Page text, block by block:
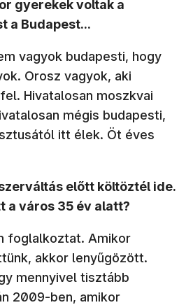
gyerekek voltak a
a Budapest...
vagyok budapesti, hogy
Orosz vagyok, aki
Hivatalosan moszkvai
mégis budapesti,
itt élek. Öt éves
előtt költöztél ide.
a város 35 év alatt?
foglalkoztat. Amikor
akkor lenyűgözött.
mennyivel tisztább
2009-ben, amikor